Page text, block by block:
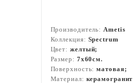
Производитель:Ametis
Коллекция: Spectrum
Цвет: желтый;
Размер: 7x60см.
Поверхность:матовая;
Материал: керамогранит